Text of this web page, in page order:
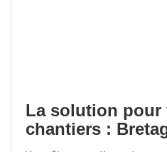
La solution pour
chantiers :